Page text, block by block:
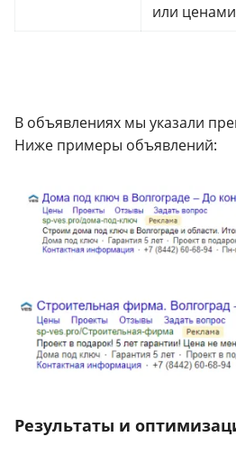
или
В объявлениях мы указали
Ниже примеры объявлений:
Результаты и